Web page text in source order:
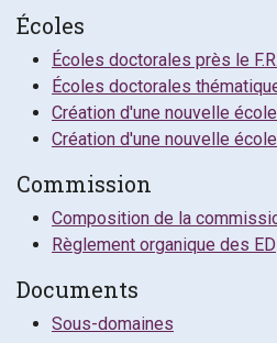
Écoles
Écoles doctorales près le
Écoles doctorales
Création d'une nouvelle
Création d'une nouvelle
Commission
Composition de la
Règlement organique des ED
Documents
Sous-domaines